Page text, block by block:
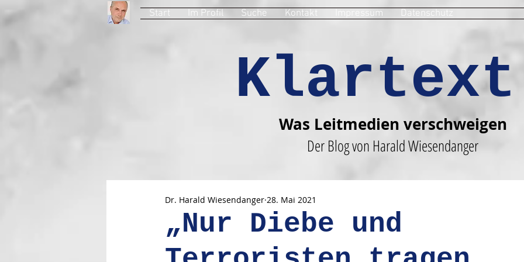
Start Im Profil Suche Kontakt Impressum Datenschutz
Was Leitmedien verschweigen
Der Blog von Harald Wiesendanger
„Nur Diebe und
Dr. Harald Wiesendanger 28. Mai 2021